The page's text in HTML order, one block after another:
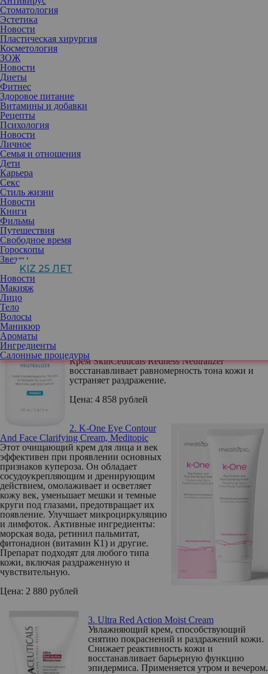
Стоматология
Эстетика
Новости
Пластическая хирургия
Косметология
ЗОЖ
Новости
Диеты
Фитнес
Здоровое питание
Витамины и добавки
Рецепты
Психология
Новости
Личное
Семья и отношения
Дети
Карьера
Секс
Стиль жизни
Новости
Книги
Фильмы
Путешествия
Свободное время
Гороскопы
Звезды
KIZ 25 ЛЕТ
Новости
Макияж
Лицо
Тело
Волосы
Маникюр
Ароматы
Ингредиенты
Салонные процедуры
Крем против покраснений для чувствительной
кожи и кожи с розацеа SkinCeuticals Redness
жжение и дискомфорт кожи.
Крем SkinCeuticals Redness Neutralizer
восстанавливает равномерность тона кожи и
устраняет раздражение.
Цена: 4 858 рублей
2. K-One Eye Contour
And Face Clarifying Cream, Meditopic
Этот очищающий крем для лица и век
эффективен при проявлении основных
признаков купероза. Он обладает
сосудоукрепляющим и дренирующим
действием, омолаживает и осветляет
кожу век, уменьшает мешки и темные
круги под глазами, предотвращает их
появление. Улучшает микроциркуляцию
и лимфоток. Активные ингредиенты:
морская вода, ретинил пальмитат,
фитонадион (витамин К1) и другие.
Препарат подходят для любого типа
кожи, включая раздраженную и
чувствительную.
Цена: 2 880 рублей
3. Ultra Red Action Moist Cream
Увлажняющий крем, способствующий
снятию покраснений и раздражений кожи.
Снижает реактивность кожи и
восстанавливает барьерную функцию
эпидермиса. Применяется утром и вечером.